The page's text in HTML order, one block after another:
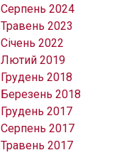
Серпень 2024
Травень 2023
Січень 2022
Лютий 2019
Грудень 2018
Березень 2018
Грудень 2017
Серпень 2017
Травень 2017